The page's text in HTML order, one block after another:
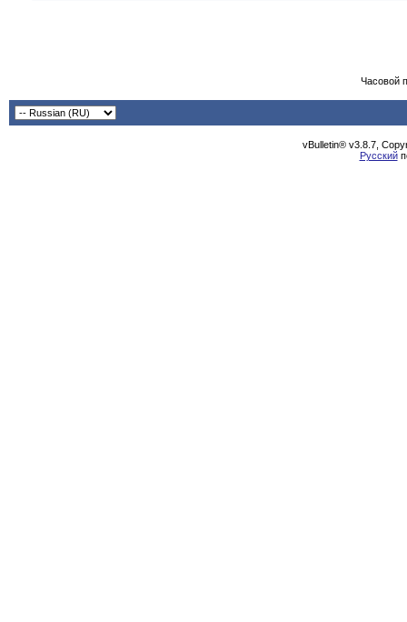
Часовой
vBulletin® v3.8.7,
Русский